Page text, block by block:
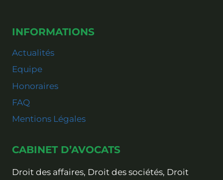
INFORMATIONS
Actualités
Equipe
Honoraires
FAQ
Mentions Légales
CABINET D’AVOCATS
Droit des affaires, Droit des sociétés, Droit